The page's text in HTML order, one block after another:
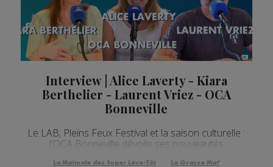
Interview | Alice Laverty - Kiara
Berthelier - Laurent Vriez - OCA
Bonneville
Le LAB, Pleins Feux Festival et la saison culturelle :
l'OCA Bonneville dévoile ses nouveautés
La Matinale des Super Lève-Tôt La Grasse Mat'